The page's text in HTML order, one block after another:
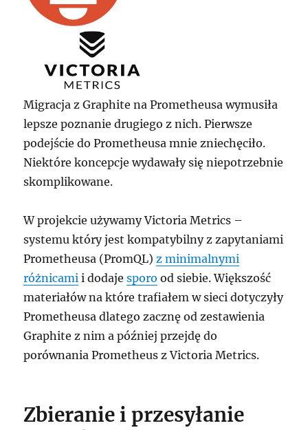
Migracja z Graphite na Prometheusa wymusiła
lepsze poznanie drugiego z nich. Pierwsze
podejście do Prometheusa mnie zniechęciło.
Niektóre koncepcje wydawały się niepotrzebnie
skomplikowane.
W projekcie używamy Victoria Metrics –
systemu który jest kompatybilny z zapytaniami
Prometheusa (PromQL) z minimalnymi
różnicami i dodajesporo od siebie. Większość
materiałów na które trafiałem w sieci dotyczyły
Prometheusa dlatego zacznę od zestawienia
Graphite z nim a później przejdę do
porównania Prometheus z Victoria Metrics.
Zbieranie i przesyłanie